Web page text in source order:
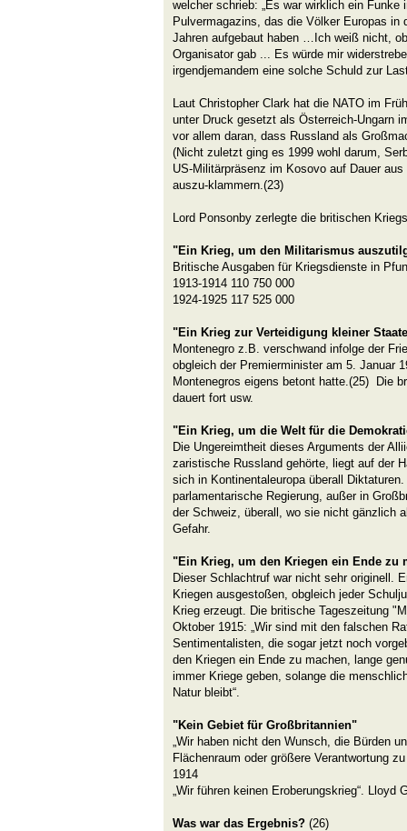
welcher schrieb: „Es war wirklich ein Funke
Pulvermagazins, das die Völker Europas in
Jahren aufgebaut haben …Ich weiß nicht,
Organisator gab ... Es würde mir
irgendjemandem eine solche Schuld zur
Laut Christopher Clark hat die NATO im
unter Druck gesetzt als Österreich-Ungarn
vor allem daran, dass Russland als
(Nicht zuletzt ging es 1999 wohl darum,
US-Militärpräsenz im Kosovo auf Dauer
auszu-klammern.(23)
Lord Ponsonby zerlegte die britischen
"Ein Krieg, um den Militarismus
Britische Ausgaben für Kriegsdienste in
1913-1914 110 750 000
1924-1925 117 525 000
"Ein Krieg zur Verteidigung kleiner
Montenegro z.B. verschwand infolge der
obgleich der Premierminister am 5. Januar
Montenegros eigens betont hatte.(25) Die
dauert fort usw.
"Ein Krieg, um die Welt für die
Die Ungereimtheit dieses Arguments der
zaristische Russland gehörte, liegt auf der
sich in Kontinentaleuropa überall
parlamentarische Regierung, außer in
der Schweiz, überall, wo sie nicht gänzlich
Gefahr.
"Ein Krieg, um den Kriegen ein Ende zu
Dieser Schlachtruf war nicht sehr originell.
Kriegen ausgestoßen, obgleich jeder
Krieg erzeugt. Die britische Tageszeitung
Oktober 1915: „Wir sind mit den falschen
Sentimentalisten, die sogar jetzt noch
den Kriegen ein Ende zu machen, lange
immer Kriege geben, solange die
Natur bleibt“.
"Kein Gebiet für Großbritannien"
„Wir haben nicht den Wunsch, die Bürden
Flächenraum oder größere Verantwortung
1914
„Wir führen keinen Eroberungskrieg“. Lloyd
Was war das Ergebnis? (26)